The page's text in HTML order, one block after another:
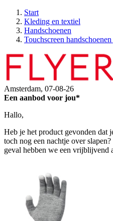
Start
Kleding en textiel
Handschoenen
Touchscreen
Amsterdam, 07-08-26
Een aanbod voor jou*
Hallo,
Heb je het product gevonden dat
toch nog een nachtje over
geval hebben we een vrijblijvend